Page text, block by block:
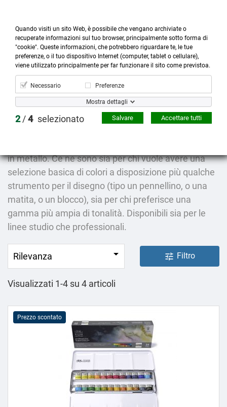

Prodotti

Account

Cerca
more_horiz
Menù
shopping_cart
Confezioni
in metallo. Ce ne sono sia per chi vuole avere una
selezione basica di colori a disposizione più qualche
strumento per il disegno (tipo un pennellino, o una
matita, o un blocco), sia per chi preferisce una
gamma più ampia di tonalità. Disponibili sia per le
linee studio che professionali.
Rilevanza  tune Filtro
Visualizzati 1-4 su 4 articoli
Prezzo scontato
Quando visiti un sito Web, è possibile che vengano archiviate o
recuperate informazioni sul tuo browser, principalmente sotto forma di
"cookie". Queste informazioni, che potrebbero riguardare te, le tue
preferenze, o il tuo dispositivo Internet (computer, tablet o cellulare),
viene utilizzato principalmente per far funzionare il sito come previstoa.
Necessario Preferenze
Mostra dettagli
2/4 selezionato Accettare tutti
Salvare